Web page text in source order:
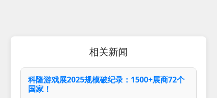
相关新闻
科隆游戏展2025规模破纪录：1500+展商72个
国家！